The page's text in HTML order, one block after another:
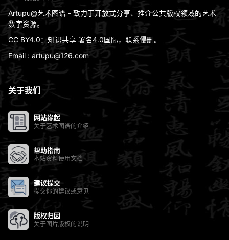
Artupu@艺术图谱 - 致力于开放式分享、推介公共版权领域的艺术
数字资源。
CC BY4.0：知识共享 署名4.0国际，联系侵删。
Email : artupu@126.com
关于我们
网站缘起
关于艺术图谱的介绍
帮助指南
本站资料使用文档
建议提交
提交你的建议或意见
版权归因
关于图片版权的说明